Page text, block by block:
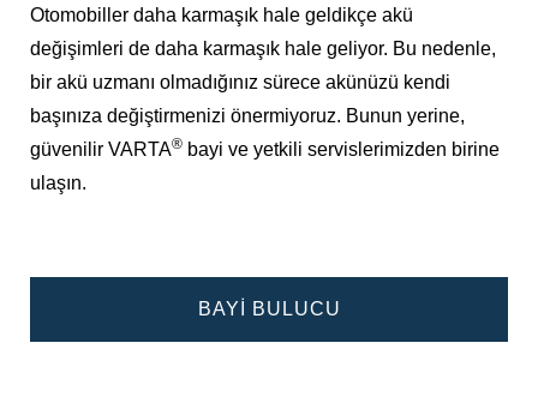
Otomobiller daha karmaşık hale geldikçe akü
değişimleri de daha karmaşık hale geliyor. Bu nedenle,
bir akü uzmanı olmadığınız sürece akünüzü kendi
başınıza değiştirmenizi önermiyoruz. Bunun yerine,
güvenilir VARTA® bayi ve yetkili servislerimizden birine
ulaşın.
BAYI BULUCU